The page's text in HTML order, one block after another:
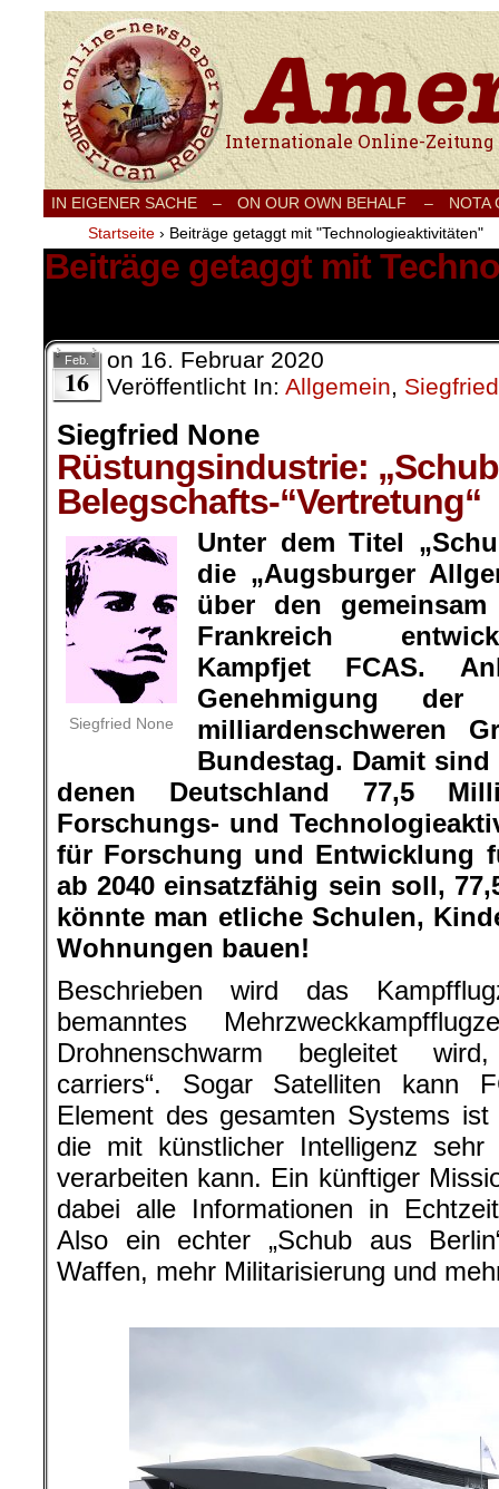
Internationale Onlinezeitung für Frieden,
IN EIGENER SACHE – ON OUR OWN BEHALF –
NOTA
Startseite › Beiträge getaggt mit "Technologieaktivitäten"
Beiträge getaggt mit
Feb.
16
on 16. Februar 2020
Veröffentlicht In: Allgemein,
Siegfried None
Rüstungsindustrie:
Belegschafts-“Vertretung“
Siegfried None
Unter dem Titel
die „Augsburger
über den
Frankreich
Kampfjet FCAS.
Genehmigung
milliardenschweren
Bundestag. Damit
denen Deutschland 77,5
Forschungs- und
für Forschung und Entwicklung
ab 2040 einsatzfähig sein soll,
könnte man etliche Schulen,
Wohnungen bauen!
Beschrieben wird das
bemanntes
Drohnenschwarm begleitet
carriers“. Sogar Satelliten kann
Element des gesamten Systems ist
die mit künstlicher Intelligenz
verarbeiten kann. Ein künftiger
dabei alle Informationen in
Also ein echter „Schub aus
Waffen, mehr Militarisierung und